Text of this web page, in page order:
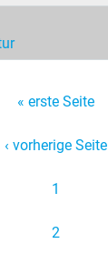
« erste Seite
‹ vorherige Seite
1
2